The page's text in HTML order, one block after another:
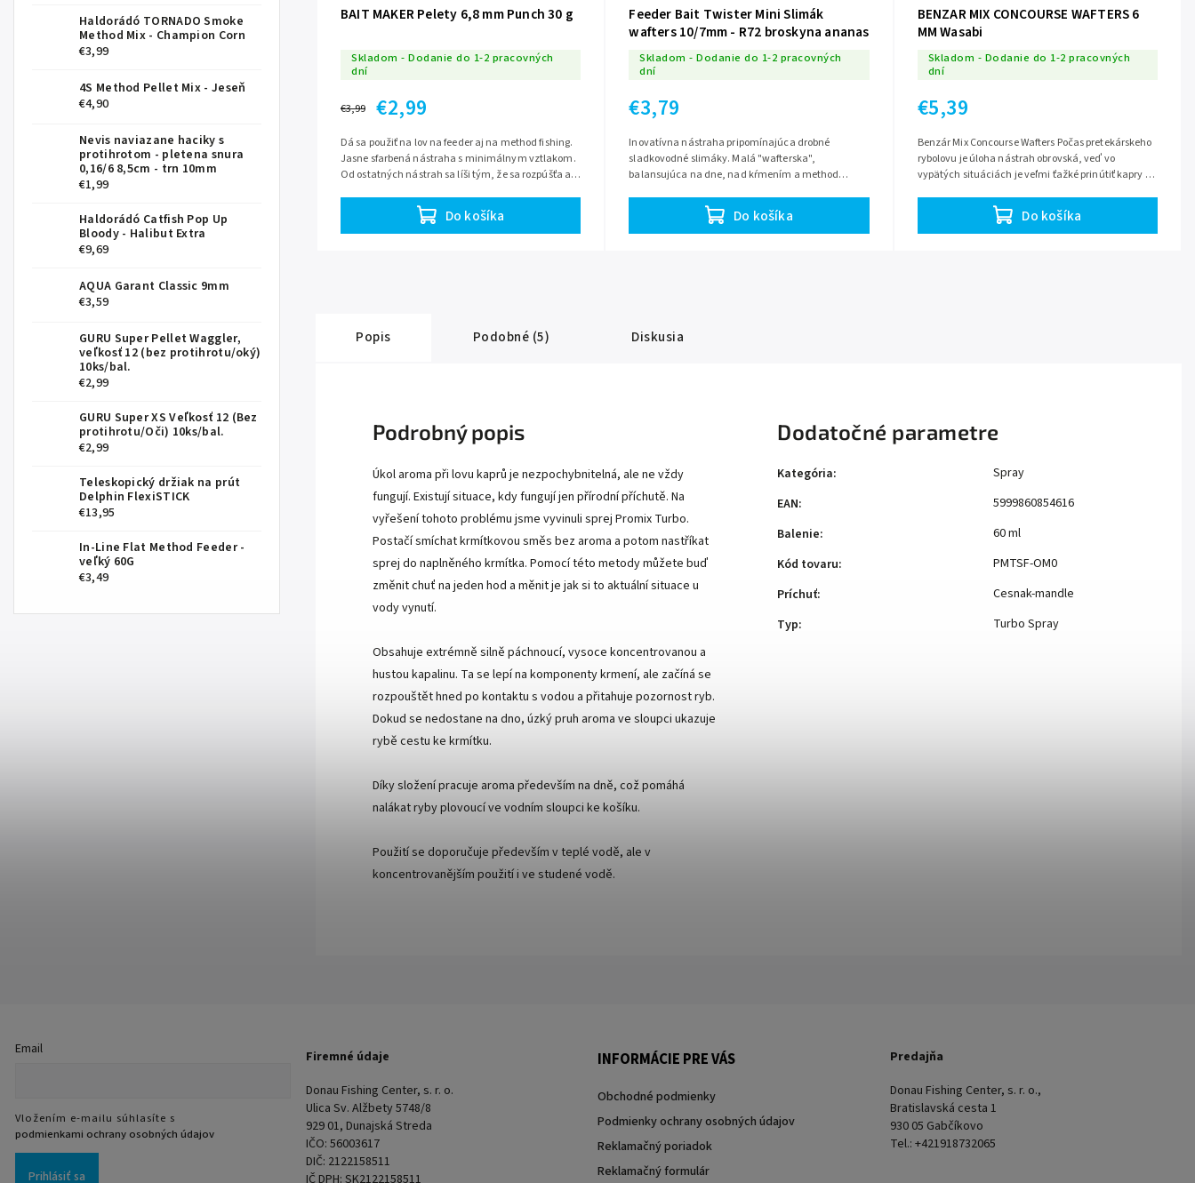
Haldorádó TORNADO Smoke
Method Mix - Champion Corn
€3,99
4S Method Pellet Mix - Jeseň
€4,90
Nevis naviazane haciky s
protihrotom - pletena snura
0,16/6 8,5cm - trn 10mm
€1,99
Haldorádó Catfish Pop Up
Bloody - Halibut Extra
€9,69
AQUA Garant Classic 9mm
€3,59
GURU Super Pellet Waggler,
veľkosť 12 (bez protihrotu/oký)
10ks/bal.
€2,99
GURU Super XS Veľkosť 12 (Bez
protihrotu/Oči) 10ks/bal.
€2,99
Teleskopický držiak na prút
Delphin FlexiSTICK
€13,95
In-Line Flat Method Feeder -
veľký 60G
€3,49
BAIT MAKER Pelety 6,8 mm Punch 30 g
Skladom - Dodanie do 1-2 pracovných
dní
€3,99 €2,99
Do košíka
Dá sa použiť na lov na feeder aj na method fishing.
Jasne sfarbená nástraha s minimálnym vztlakom.
Od ostatných nástrah sa líši tým, že sa rozpúšťa a
Feeder Bait Twister Mini Slimák
wafters 10/7mm - R72 broskyna ananas
Skladom - Dodanie do 1-2 pracovných
dní
€3,79
Do košíka
Inovatívna nástraha pripomínajúca drobné
sladkovodné slimáky. Malá "wafterska",
balansujúca na dne, nad kŕmením a method
BENZAR MIX CONCOURSE WAFTERS 6
MM Wasabi
Skladom - Dodanie do 1-2 pracovných
dní
€5,39
Do košíka
Benzár Mix Concourse Wafters Počas pretekárskeho
rybolovu je úloha nástrah obrovská, veď vo
vypätých situáciách je veľmi ťažké prinútiť kapry k
Popis Podobné (5) Diskusia
Podrobný popis
Úkol aroma při lovu kaprů je nezpochybnitelná, ale ne vždy
fungují. Existují situace, kdy fungují jen přírodní příchutě. Na
vyřešení tohoto problému jsme vyvinuli sprej Promix Turbo.
Postačí smíchat krmítkovou směs bez aroma a potom nastříkat
sprej do naplněného krmítka. Pomocí této metody můžete buď
změnit chuť na jeden hod a měnit je jak si to aktuální situace u
vody vynutí.
Obsahuje extrémně silně páchnoucí, vysoce koncentrovanou a
hustou kapalinu. Ta se lepí na komponenty krmení, ale začíná se
rozpouštět hned po kontaktu s vodou a přitahuje pozornost ryb.
Dokud se nedostane na dno, úzký pruh aroma ve sloupci ukazuje
rybě cestu ke krmítku.
Díky složení pracuje aroma především na dně, což pomáhá
nalákat ryby plovoucí ve vodním sloupci ke košíku.
Použití se doporučuje především v teplé vodě, ale v
koncentrovanějším použití i ve studené vodě.
Dodatočné parametre
Kategória:
Spray
EAN:
5999860854616
Balenie:
60 ml
Kód tovaru:
PMTSF-OM0
Príchuť:
Cesnak-mandle
Typ: Turbo Spray
Email
Vložením e-mailu súhlasíte s
podmienkami ochrany osobných údajov
Prihlásiť sa
Firemné údaje
Donau Fishing Center, s. r. o.
Ulica Sv. Alžbety 5748/8
929 01, Dunajská Streda
IČO: 56003617
DIČ: 2122158511
INFORMÁCIE PRE VÁS
Obchodné podmienky
Podmienky ochrany osobných údajov
Reklamačný poriadok
Reklamačný formulár
Predajňa
Donau Fishing Center, s. r. o.,
Bratislavská cesta 1
930 05 Gabčíkovo
Tel.: +421918732065